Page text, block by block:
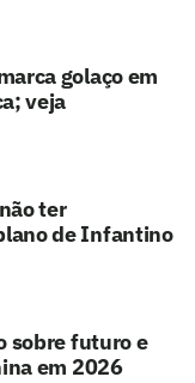
golaço em
veja
ter
de Infantino
sobre futuro e
em 2026